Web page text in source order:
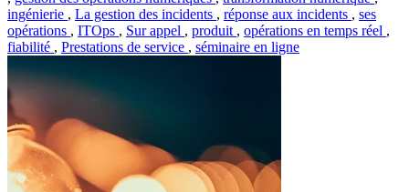
ingénierie , La gestion des incidents , réponse aux incidents , ses
opérations , ITOps , Sur appel , produit , opérations en temps réel ,
fiabilité , Prestations de service , séminaire en ligne